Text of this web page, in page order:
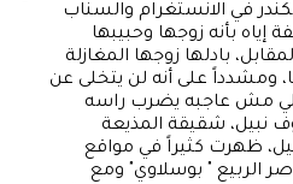
في الانستغرام والسناب
بأنه زوجها وحبيبها
بادلها زوجها المغازلة
ومشدداً على أنه لن يتخلى عن
"يلي مش عاجبه يضرب راسه
نبيل، شقيقة المذيعة
ظهرت كثيراً في مواقع
الربيع " بوسلاوي" ومع